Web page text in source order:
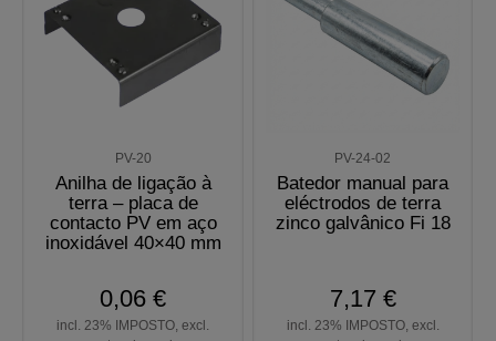
PV-20
Anilha de ligação à
terra – placa de
contacto PV em aço
inoxidável 40×40 mm
0,06 €
incl. 23% IMPOSTO, excl.
PV-24-02
Batedor manual para
eléctrodos de terra
zinco galvânico Fi 18
7,17 €
incl. 23% IMPOSTO, excl.